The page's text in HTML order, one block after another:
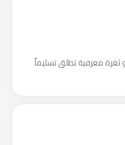
معرفية تطلق تسليماً